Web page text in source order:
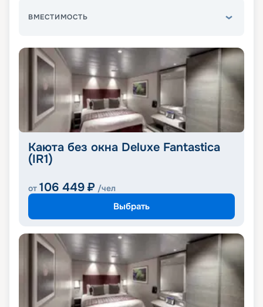
ВМЕСТИМОСТЬ
Каюта без окна Deluxe Fantastica
(IR1)
от 106 449 ₽ /чел
Выбрать